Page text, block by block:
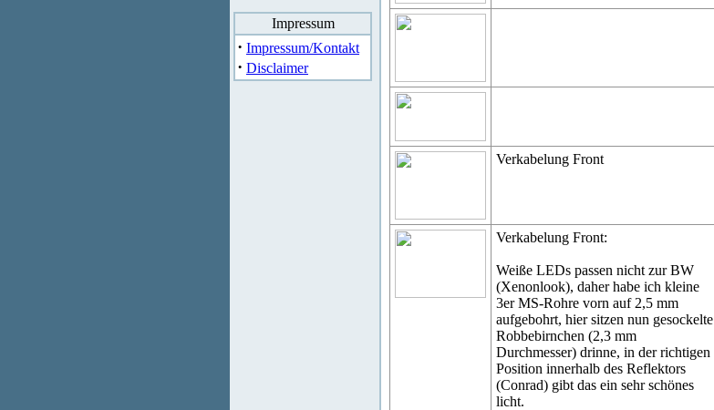
Impressum
· Impressum/Kontakt
· Disclaimer
Verkabelung Front
Verkabelung Front:
Weiße LEDs passen nicht zur BW
(Xenonlook), daher habe ich kleine
3er MS-Rohre vorn auf 2,5 mm
aufgebohrt, hier sitzen nun gesockelte
Robbebirnchen (2,3 mm
Durchmesser) drinne, in der richtigen
Position innerhalb des Reflektors
(Conrad) gibt das ein sehr schönes
licht.